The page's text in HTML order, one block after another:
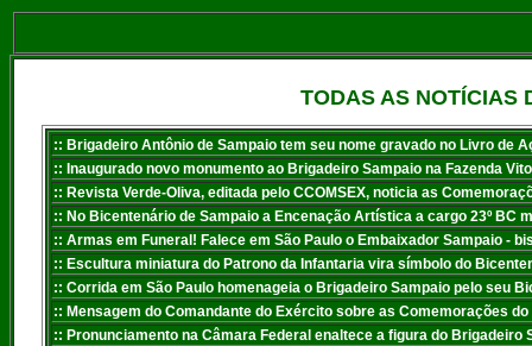
TODAS AS NOTÍCIAS
:: Brigadeiro Antônio de Sampaio tem seu nome gravado no Livro de
:: Inaugurado novo monumento ao Brigadeiro Sampaio na Fazenda
:: Revista Verde-Oliva, editada pelo CCOMSEX, noticia as
:: No Bicentenário de Sampaio a Encenação Artística a cargo 23º BC
:: Armas em Funeral! Falece em São Paulo o Embaixador Sampaio -
:: Escultura miniatura do Patrono da Infantaria vira símbolo do
:: Corrida em São Paulo homenageia o Brigadeiro Sampaio pelo seu
:: Mensagem do Comandante do Exército sobre as Comemorações
:: Pronunciamento na Câmara Federal enaltece a figura do